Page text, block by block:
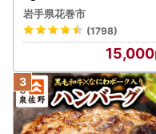
岩手県花巻市
(1798)
15,000